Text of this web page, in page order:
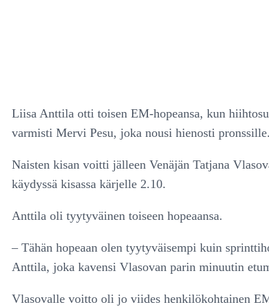
Liisa Anttila otti toisen EM-hopeansa, kun
varmisti Mervi Pesu, joka nousi hienosti
Naisten kisan voitti jälleen Venäjän Tatjana
käydyssä kisassa kärjelle 2.10.
Anttila oli tyytyväinen toiseen hopeaansa.
– Tähän hopeaan olen tyytyväisempi kuin
Anttila, joka kavensi Vlasovan parin minuutin
Vlasovalle voitto oli jo viides henkilökohtainen